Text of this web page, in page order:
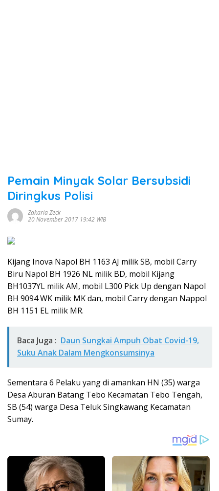
Pemain Minyak Solar Bersubsidi
Diringkus Polisi
Zakaria Zeck
20 November 2017 19:42 WIB
Kijang Inova Napol BH 1163 AJ milik SB, mobil Carry
Biru Napol BH 1926 NL milik BD, mobil Kijang
BH1037YL milik AM, mobil L300 Pick Up dengan Napol
BH 9094 WK milik MK dan, mobil Carry dengan Nappol
BH 1151 EL milik MR.
Baca Juga : Daun Sungkai Ampuh Obat Covid-19,
Suku Anak Dalam Mengkonsumsinya
Sementara 6 Pelaku yang di amankan HN (35) warga
Desa Aburan Batang Tebo Kecamatan Tebo Tengah,
SB (54) warga Desa Teluk Singkawang Kecamatan
Sumay.